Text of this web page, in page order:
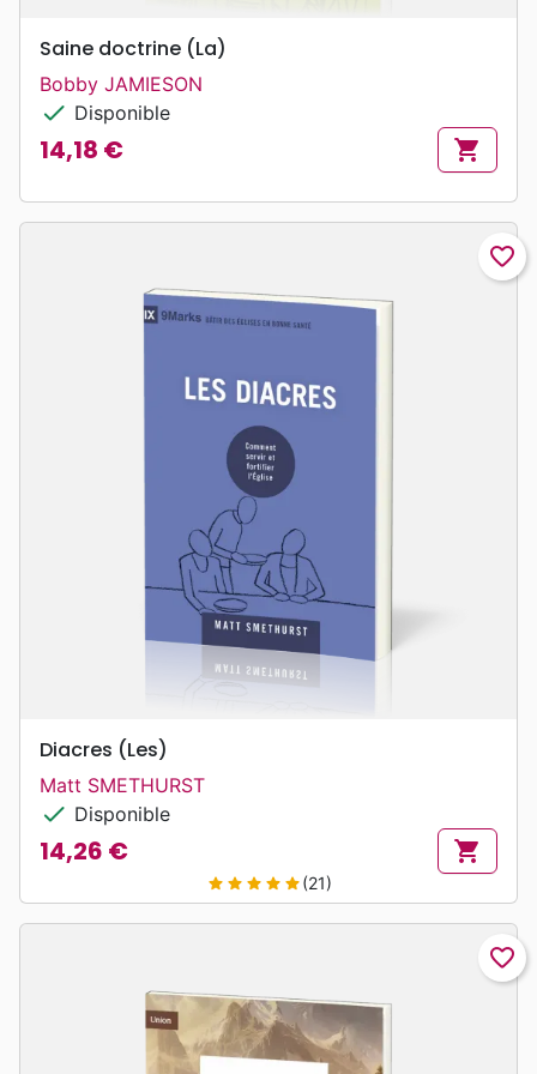
Saine doctrine (La)
Bobby JAMIESON
check Disponible
Prix
14,18 € shopping_cart
favorite_border
Diacres (Les)
Matt SMETHURST
check Disponible
Prix
14,26 € shopping_cart
star star star star star(21)
favorite_border